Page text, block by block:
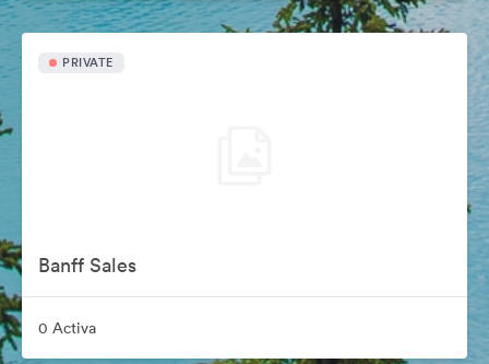
PRIVATE
Banff Sales
0 Activa